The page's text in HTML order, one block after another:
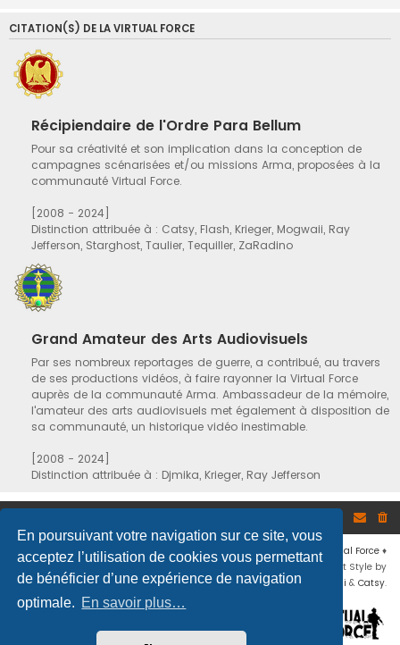
En poursuivant votre navigation sur ce site, vous
acceptez l’utilisation de cookies vous permettant
de bénéficier d’une expérience de navigation
optimale. En savoir plus…
CITATION(S) DE LA VIRTUAL FORCE
Récipiendaire de l'Ordre Para Bellum
Pour sa créativité et son implication dans la conception de
campagnes scénarisées et/ou missions Arma, proposées à la
communauté Virtual Force.
[2008 - 2024]
Distinction attribuée à : Catsy, Flash, Krieger, Mogwaii, Ray
Jefferson, Starghost, Taulier, Tequiller, ZaRadino
Grand Amateur des Arts Audiovisuels
Par ses nombreux reportages de guerre, a contribué, au travers
de ses productions vidéos, à faire rayonner la Virtual Force
auprès de la communauté Arma. Ambassadeur de la mémoire,
l'amateur des arts audiovisuels met également à disposition de
sa communauté, un historique vidéo inestimable.
[2008 - 2024]
Distinction attribuée à : Djmika, Krieger, Ray Jefferson
Développé par phpBB® Forum Software © phpBB Limited♦ © 2019Virtual Force ♦
Communauté Steam
Confidentialité
Flat Style by
Ian Bradley♦ Adapté par Mogwaii & Catsy.